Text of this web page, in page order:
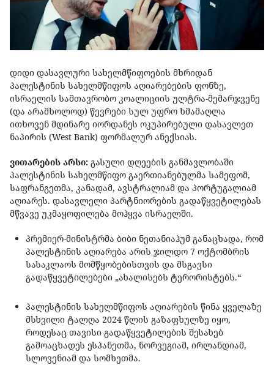
დიდი დასავლური სახელმწიფოების მხრიდან
პალესტინის სახელმწიფოს აღიარებების ფონზე,
ისრაელის სამთავრობო კოალიციის ულტრა-მემარჯვენე
(და არამხოლოდ) წევრები სულ უფრო ხმამაღლა
ითხოვენ მდინარე იორდანეს ოკუპირებული დასავლეთ
ნაპირის (West Bank) ფორმალურ ანექსიას.
ვითარების არსი: გასული დღეების განმავლობაში
პალესტინის სახელმწიფო გაერთიანებულმა სამეფომ,
საფრანგეთმა, კანადამ, ავსტრალიამ და პორტუგალიამ
აღიარეს. დასავლელი პარტნიორების გადაწყვეტილებას
მწვავე უკმაყოფილება მოჰყვა ისრაელში.
პრემიერ-მინისტრმა ბიბი ნეთანიაჰუმ განაცხადა, რომ
პალესტინის აღიარება არის ჯილდო 7 ოქტომბრის
სასაკლაოს მომწყობებისთვის და მსგავსი
გადაწყვეტილებები „ახალისებს ტერორისტებს.“
პალესტინის სახელმწიფოს აღიარების წინა ყველაზე
მსხვილი ტალღა 2024 წლის გაზაფხულზე იყო,
როდესაც თავისი გადაწყვეტილების შესახებ
გამოაცხადეს ესპანეთმა, ნორვეგიამ, ირლანდიამ,
სლოვენიამ და სომხეთმა.